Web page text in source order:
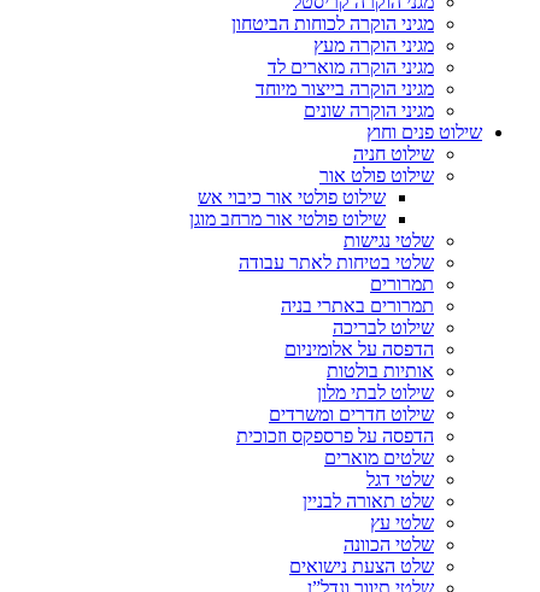
מגיני הוקרה לכוחות הביטחון
מגיני הוקרה מעץ
מגיני הוקרה מוארים לד
מגיני הוקרה בייצור מיוחד
מגיני הוקרה שונים
שילוט פנים וחוץ
שילוט חניה
שילוט פולט אור
שילוט פולטי אור כיבוי אש
שילוט פולטי אור מרחב מוגן
שלטי נגישות
שלטי בטיחות לאתר עבודה
תמרורים
תמרורים באתרי בניה
שילוט לבריכה
הדפסה על אלומיניום
אותיות בולטות
שילוט לבתי מלון
שילוט חדרים ומשרדים
הדפסה על פרספקס וזכוכית
שלטים מוארים
שלטי דגל
שלט תאורה לבניין
שלטי עץ
שלטי הכוונה
שלט הצעת נישואים
שלטי תיווך ונדל”ן